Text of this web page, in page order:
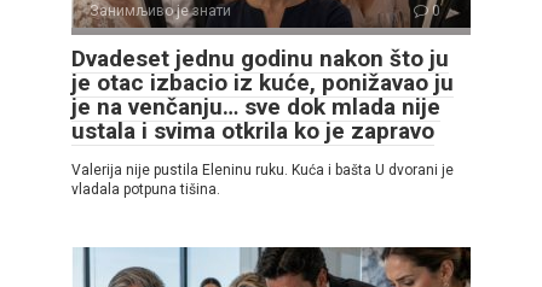
Занимљиво је знати 0
Dvadeset jednu godinu nakon što ju
je otac izbacio iz kuće, ponižavao ju
je na venčanju… sve dok mlada nije
ustala i svima otkrila ko je zapravo
Valerija nije pustila Eleninu ruku. Kuća i bašta U dvorani je
vladala potpuna tišina.